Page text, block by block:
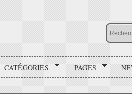
CATÉGORIES PAGES